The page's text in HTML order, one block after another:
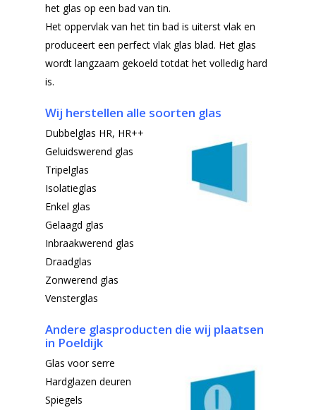
het glas op een bad van tin.
Het oppervlak van het tin bad is uiterst vlak en
produceert een perfect vlak glas blad. Het glas
wordt langzaam gekoeld totdat het volledig hard
is.
Wij herstellen alle soorten glas
Dubbelglas HR, HR++
Geluidswerend glas
Tripelglas
Isolatieglas
Enkel glas
Gelaagd glas
Inbraakwerend glas
Draadglas
Zonwerend glas
Vensterglas
Andere glasproducten die wij plaatsen
in Poeldijk
Glas voor serre
Hardglazen deuren
Spiegels